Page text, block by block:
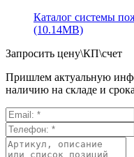
Каталог системы
(10.14MB)
Запросить цену\КП\счет
Пришлем актуальную
наличию на складе и